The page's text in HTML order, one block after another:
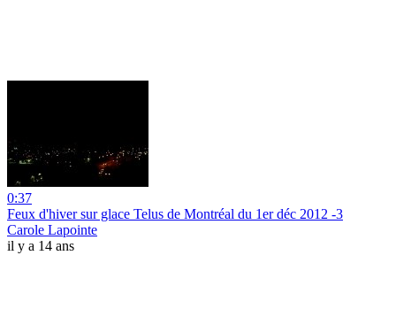
0:37
Feux d'hiver sur glace Telus de Montréal du 1er déc 2012 -3
Carole Lapointe
il y a 14 ans